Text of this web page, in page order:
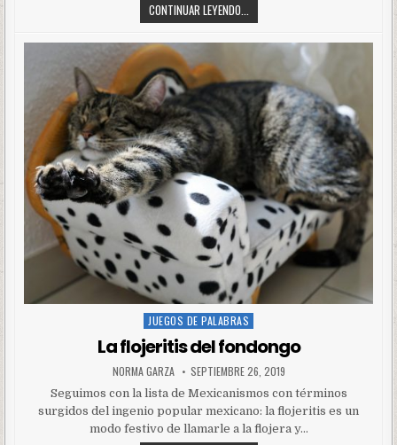
CONTINUAR LEYENDO...
Posted
in
JUEGOS DE PALABRAS
La flojeritis del fondongo
NORMA GARZA SEPTIEMBRE 26, 2019
Seguimos con la lista de Mexicanismos con términos
surgidos del ingenio popular mexicano: la flojeritis es un
modo festivo de llamarle a la flojera y…